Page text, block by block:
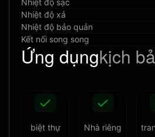
Nhiệt độ sạc
Nhiệt độ xả
Nhiệt độ bảo quản
Kết nối song song
Ứng dụngkịch
biệt thự Nhà riêng